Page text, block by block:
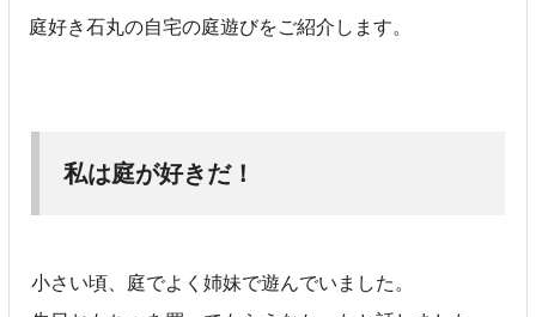
庭好き石丸の自宅の庭遊びをご紹介します。
私は庭が好きだ！
小さい頃、庭でよく姉妹で遊んでいました。